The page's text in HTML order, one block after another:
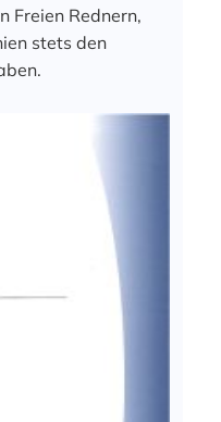
Freien Rednern,
stets den